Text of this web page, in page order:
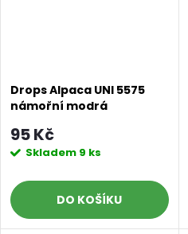
Drops Alpaca UNI 5575
námořní modrá
95 Kč
Skladem 9 ks
DO KOŠÍKU